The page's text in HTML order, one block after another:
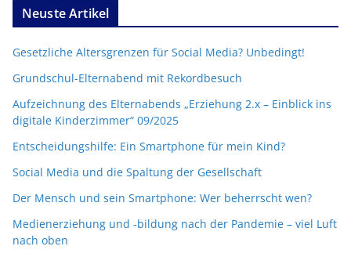
Neuste Artikel
Gesetzliche Altersgrenzen für Social Media? Unbedingt!
Grundschul-Elternabend mit Rekordbesuch
Aufzeichnung des Elternabends „Erziehung 2.x – Einblick ins
digitale Kinderzimmer“ 09/2025
Entscheidungshilfe: Ein Smartphone für mein Kind?
Social Media und die Spaltung der Gesellschaft
Der Mensch und sein Smartphone: Wer beherrscht wen?
Medienerziehung und -bildung nach der Pandemie – viel Luft
nach oben